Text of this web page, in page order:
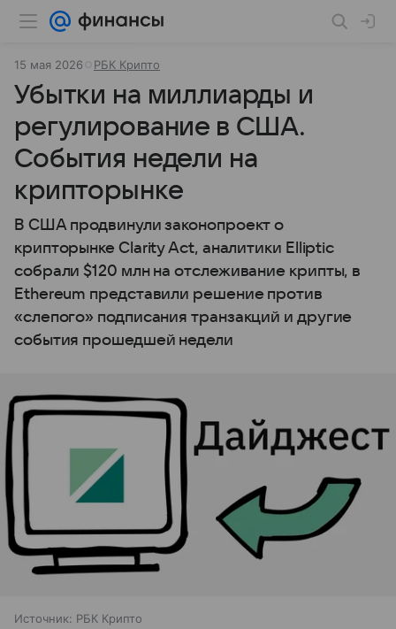
15 мая 2026 РБК Крипто
Убытки на миллиарды и
регулирование в США.
События недели на
крипторынке
В США продвинули законопроект о
крипторынке Clarity Act, аналитики Elliptic
собрали $120 млн на отслеживание крипты, в
Ethereum представили решение против
«слепого» подписания транзакций и другие
события прошедшей недели
Источник: РБК Крипто